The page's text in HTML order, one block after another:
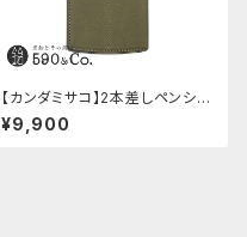
【カンダミサコ】2本差しペンシー
ス・ミネルバボックス (オリーバ)
¥9,900